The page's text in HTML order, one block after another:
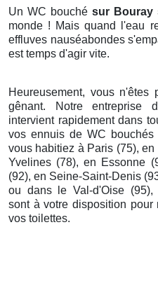
Un WC bouché sur Bouray
monde ! Mais quand l'eau
effluves nauséabondes
est temps d'agir vite.
Heureusement, vous
gênant. Notre entreprise
intervient rapidement dans
vos ennuis de WC bouchés
vous habitiez à Paris (75),
Yvelines (78), en Essonne
(92), en Seine-Saint-Denis
ou dans le Val-d'Oise (95),
sont à votre disposition
vos toilettes.